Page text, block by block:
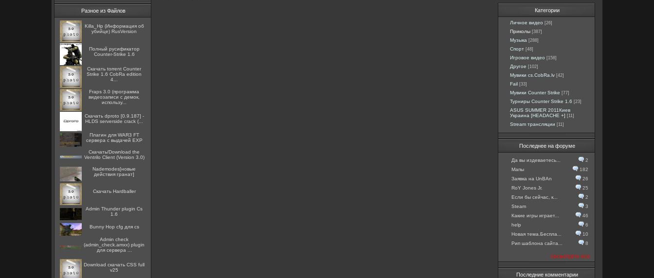
Разное из Файлов
Killa_Hp (Информация об
убийце) RusVersion
Полный русификатор
Counter-Strike 1.6
Скачать torrent Counter
Strike 1.6 CobRa edition
4...
Fraps 3.0 (программа
видеозаписи с демок,
использу...
Скачать dproto [0.9.187] -
HLDS serverside crack (...
Плагин для WAR3 FT
сервера с выдачей EXP
Скачать/Download the
Ventrilo Client (Version 3.0)
Nademodes[новые
действия гранат]
Скачать Hardballer
Admin Thunder plugin Cs
1.6
Bunny Hop cfg для cs
Admin check
(admin_check.amxx) plugin
для сервера ...
Download скачать CSS full
v25
Категории
Личное видео [26]
Приколы [387]
Музыка [288]
Спорт [48]
Игровое видео [158]
Другое [102]
Мувики cs.CobRa.lv [42]
Fail [33]
Мувики Counter Strike [77]
Турниры Counter Strike 1.6 [23]
ASUS SUMMER 2011Киев
Украина [HEADACHE +] [11]
Stream трансляции [11]
Последнее на форуме
Да вы издеваетесь...
2
Мапы
182
Заявка на UnBAn
26
RoY Jones Jr.
25
Если бы сейчас, к...
2
Steam
3
Какие игры играет...
46
help
6
Новая тема.Беспла...
10
Рип шаблона сайта...
8
посмотреть все
Последние комментарии